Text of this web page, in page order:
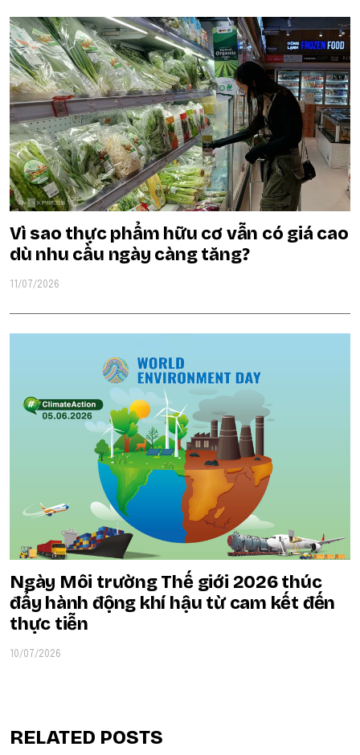
Vì sao thực phẩm hữu cơ vẫn có giá cao
dù nhu cầu ngày càng tăng?
11/07/2026
Ngày Môi trường Thế giới 2026 thúc
đẩy hành động khí hậu từ cam kết đến
thực tiễn
10/07/2026
RELATED POSTS